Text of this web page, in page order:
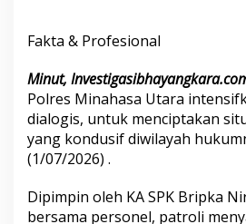
Kamtibmas
Warga
Fakta & Profesional
Minut,
Polres Minahasa Utara
dialogis, untuk menciptakan
yang kondusif diwilayah
(1/07/2026) .
Dipimpin oleh KA SPK Bripka
bersama personel, patroli